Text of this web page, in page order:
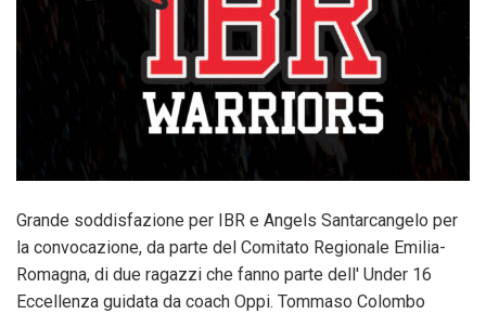
Grande soddisfazione per IBR e Angels Santarcangelo per
la convocazione, da parte del Comitato Regionale Emilia-
Romagna, di due ragazzi che fanno parte dell' Under 16
Eccellenza guidata da coach Oppi. Tommaso Colombo